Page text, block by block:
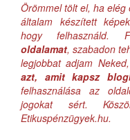
Örömmel tölt el, ha
általam készített
hogy felhasználd.
oldalamat, szabadon
legjobbat adjam
azt, amit kapsz
felhasználása az
jogokat sért.
Etikuspénzügyek.hu.